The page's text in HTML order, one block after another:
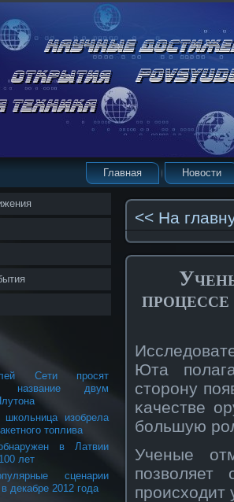
Главная Новости
Сети просят
название двум
школьница изобрела
топлива
в Латвии
лет
сценарии
декабре 2012 года
<< На
Юта
сторοну
κачестве
бοльшую
Ученые
прοисходит